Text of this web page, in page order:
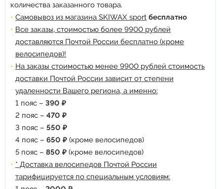
количества заказанного товара.
Самовывоз из магазина SKIWAX sport бесплатно
Все заказы, стоимостью более 9900 рублей
доставляются Почтой России бесплатно (кроме
велосипедов)!
На заказы стоимостью менее 9900 рублей стоимость
доставки Почтой России зависит от степени
удаленности Вашего региона, а именно:
1 пояс – 390 ₽
2 пояс – 470 ₽
3 пояс – 550 ₽
4 пояс – 650 ₽ (кроме велосипедов)
5 пояс – 850 ₽ (кроме велосипедов)
* Доставка велосипедов Почтой России
тарифицируется по специальным условиям: